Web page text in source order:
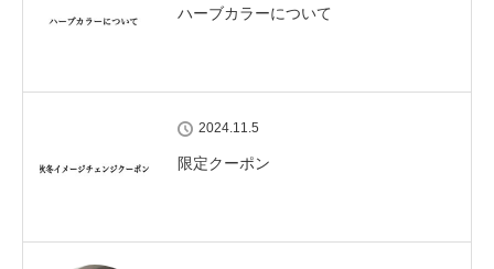
ハーブカラーについて
2024.11.5
限定クーポン